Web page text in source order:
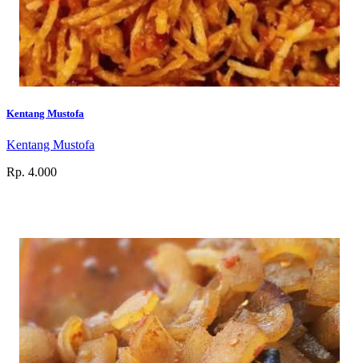
Kentang Mustofa
Kentang Mustofa
Rp. 4.000